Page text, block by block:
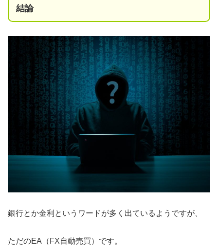
結論
銀行とか金利というワードが多く出ているようですが、
ただのEA（FX自動売買）です。